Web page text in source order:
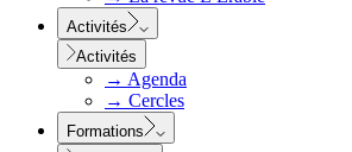
Activités
Activités
→ Agenda
→ Cercles
Formations